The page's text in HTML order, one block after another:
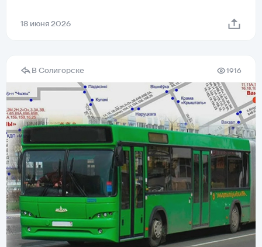
18 июня 2026
В Солигорске 1916